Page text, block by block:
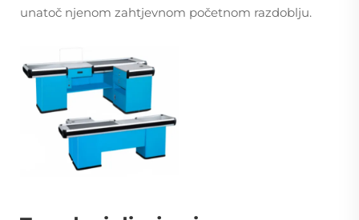
unatoč njenom zahtjevnom početnom razdoblju.